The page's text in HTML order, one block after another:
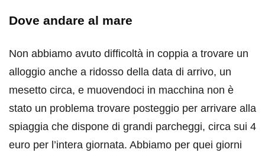
Dove andare al mare
Non abbiamo avuto difficoltà in coppia a trovare un
alloggio anche a ridosso della data di arrivo, un
mesetto circa, e muovendoci in macchina non è
stato un problema trovare posteggio per arrivare alla
spiaggia che dispone di grandi parcheggi, circa sui 4
euro per l’intera giornata. Abbiamo per quei giorni